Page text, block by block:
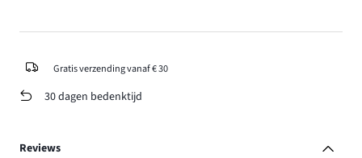
Gratis verzending vanaf € 30
30 dagen bedenktijd
Reviews